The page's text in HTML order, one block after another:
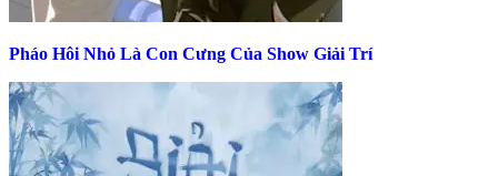
Pháo Hôi Nhỏ Là Con Cưng Của Show Giải Trí